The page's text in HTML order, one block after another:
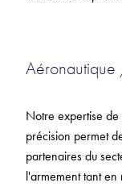
Notre expertise
précision permet
partenaires du
l'armement tant en